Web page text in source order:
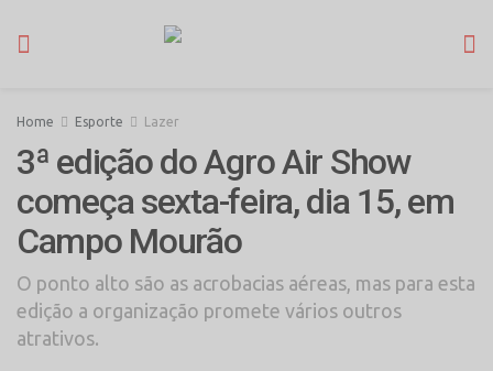
Home Esporte Lazer
3ª edição do Agro Air Show
começa sexta-feira, dia 15, em
Campo Mourão
O ponto alto são as acrobacias aéreas, mas para esta
edição a organização promete vários outros
atrativos.